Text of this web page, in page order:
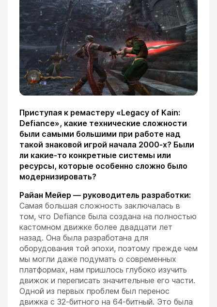
Приступая к ремастеру «Legacy of Kain:
Defiance», какие технические сложности
были самыми большими при работе над
такой знаковой игрой начала 2000-х? Были
ли какие-то конкретные системы или
ресурсы, которые особенно сложно было
модернизировать?
Райан Мейер — руководитель разработки:
Самая большая сложность заключалась в
том, что Defiance была создана на полностью
кастомном движке более двадцати лет
назад. Она была разработана для
оборудования той эпохи, поэтому прежде чем
мы могли даже подумать о современных
платформах, нам пришлось глубоко изучить
движок и переписать значительные его части.
Одной из первых проблем был перенос
движка с 32-битного на 64-битный. Это была